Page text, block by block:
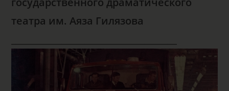
театра им. Аяза Гилязова